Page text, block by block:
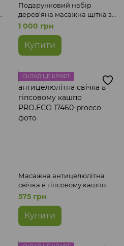
Подарунковий набір
дерев'яна масажна щітка з
натуральною щетиною +
масажна антицелюлітна
свічка в гіпсовому кашпо
PRO.ECO
1 000 грн
Купити
СКЛАД ЦЕ КРАФТ
Масажна антицелюлітна
свічка в гіпсовому кашпо
PRO.ECO
575 грн
Купити